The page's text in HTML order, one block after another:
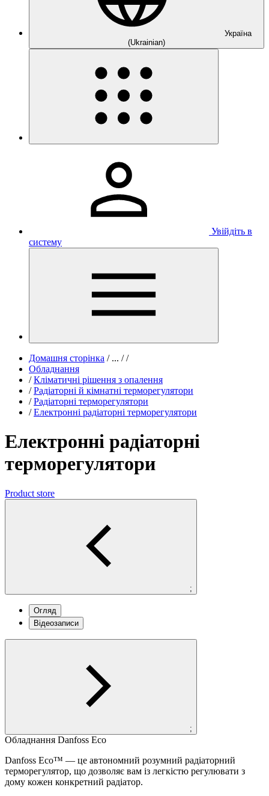
Україна
(Ukrainian)
Увійдіть в
систему
Домашня сторінка /... / /
Обладнання
/ Кліматичні рішення з опалення
/ Радіаторні й кімнатні терморегулятори
/ Радіаторні терморегулятори
/ Електронні радіаторні терморегулятори
Електронні радіаторні
терморегулятори
Product store
;
Огляд
Відеозаписи
;
Обладнання Danfoss Eco
Danfoss Eco™ — це автономний розумний радіаторний
терморегулятор, що дозволяє вам із легкістю регулювати з
дому кожен конкретний радіатор.